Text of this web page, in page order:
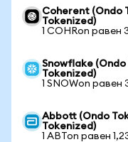
Coherent (Ondo
Tokenized)
1 COHRon равен
Snowflake
Tokenized)
1 SNOWon равен
Abbott (Ondo
Tokenized)
1 ABTon равен